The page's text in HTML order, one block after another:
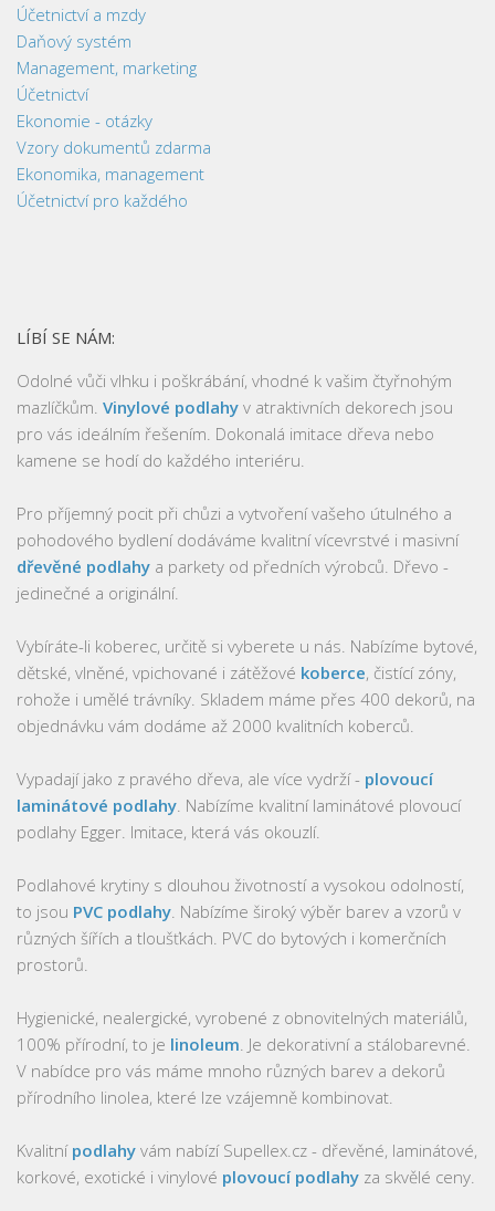
Účetnictví a mzdy
Daňový systém
Management, marketing
Účetnictví
Ekonomie - otázky
Vzory dokumentů zdarma
Ekonomika, management
Účetnictví pro každého
LÍBÍ SE NÁM:
Odolné vůči vlhku i poškrábání, vhodné k vašim čtyřnohým
mazlíčkům. Vinylové podlahy v atraktivních dekorech jsou
pro vás ideálním řešením. Dokonalá imitace dřeva nebo
kamene se hodí do každého interiéru.
Pro příjemný pocit při chůzi a vytvoření vašeho útulného a
pohodového bydlení dodáváme kvalitní vícevrstvé i masivní
dřevěné podlahy a parkety od předních výrobců. Dřevo -
jedinečné a originální.
Vybíráte-li koberec, určitě si vyberete u nás. Nabízíme bytové,
dětské, vlněné, vpichované i zátěžové koberce, čistící zóny,
rohože i umělé trávníky. Skladem máme přes 400 dekorů, na
objednávku vám dodáme až 2000 kvalitních koberců.
Vypadají jako z pravého dřeva, ale více vydrží - plovoucí
laminátové podlahy . Nabízíme kvalitní laminátové plovoucí
podlahy Egger. Imitace, která vás okouzlí.
Podlahové krytiny s dlouhou životností a vysokou odolností,
to jsou PVC podlahy . Nabízíme široký výběr barev a vzorů v
různých šířích a tloušťkách. PVC do bytových i komerčních
prostorů.
Hygienické, nealergické, vyrobené z obnovitelných materiálů,
100% přírodní, to je linoleum . Je dekorativní a stálobarevné.
V nabídce pro vás máme mnoho různých barev a dekorů
přírodního linolea, které lze vzájemně kombinovat.
Kvalitní podlahy vám nabízí Supellex.cz - dřevěné, laminátové,
korkové, exotické i vinylové plovoucí podlahy za skvělé ceny.